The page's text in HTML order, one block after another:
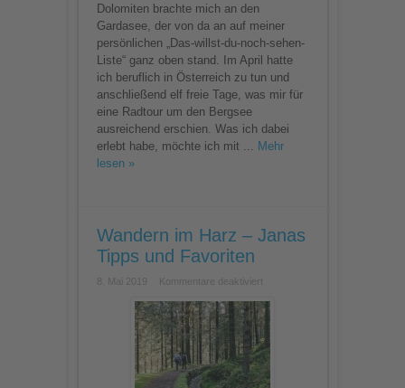
Dolomiten brachte mich an den
Gardasee, der von da an auf meiner
persönlichen „Das-willst-du-noch-sehen-
Liste“ ganz oben stand. Im April hatte
ich beruflich in Österreich zu tun und
anschließend elf freie Tage, was mir für
eine Radtour um den Bergsee
ausreichend erschien. Was ich dabei
erlebt habe, möchte ich mit ...
Mehr
lesen »
Wandern im Harz – Janas
Tipps und Favoriten
8. Mai 2019 Kommentare deaktiviertfür
im
Harz
–
Tipps
und
Favoriten